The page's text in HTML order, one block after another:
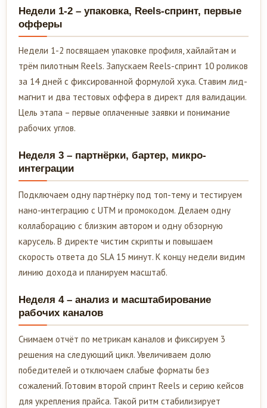
Недели 1-2 – упаковка, Reels-спринт, первые
офферы
Недели 1-2 посвящаем упаковке профиля, хайлайтам и
трём пилотным Reels. Запускаем Reels-спринт 10 роликов
за 14 дней с фиксированной формулой хука. Ставим лид-
магнит и два тестовых оффера в директ для валидации.
Цель этапа – первые оплаченные заявки и понимание
рабочих углов.
Неделя 3 – партнёрки, бартер, микро-
интеграции
Подключаем одну партнёрку под топ-тему и тестируем
нано-интеграцию с UTM и промокодом. Делаем одну
коллаборацию с близким автором и одну обзорную
карусель. В директе чистим скрипты и повышаем
скорость ответа до SLA 15 минут. К концу недели видим
линию дохода и планируем масштаб.
Неделя 4 – анализ и масштабирование
рабочих каналов
Снимаем отчёт по метрикам каналов и фиксируем 3
решения на следующий цикл. Увеличиваем долю
победителей и отключаем слабые форматы без
сожалений. Готовим второй спринт Reels и серию кейсов
для укрепления прайса. Такой ритм стабилизирует